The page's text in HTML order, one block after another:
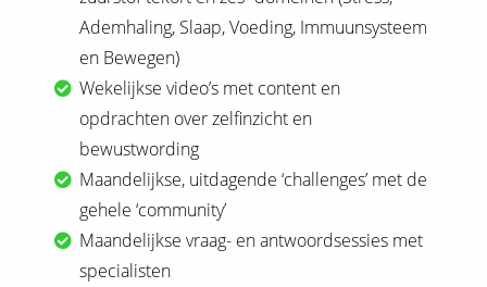
Ademhaling, Slaap, Voeding, Immuunsysteem
en Bewegen)
Wekelijkse video’s met content en
opdrachten over zelfinzicht en
bewustwording
Maandelijkse, uitdagende ‘challenges’ met de
gehele ‘community’
Maandelijkse vraag- en antwoordsessies met
specialisten